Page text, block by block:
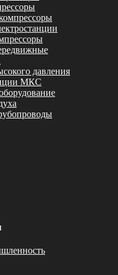
давления
МКС